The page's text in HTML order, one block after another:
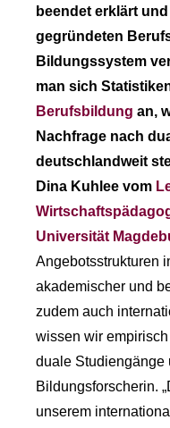
beendet erklärt
gegründeten
Bildungssystem
man sich
Berufsbildung an,
Nachfrage nach
deutschlandweit
Dina Kuhlee vom
Universität
Angebotsstrukturen
akademischer und
zudem auch
wissen wir
duale Studiengänge
Bildungsforscherin.
unserem